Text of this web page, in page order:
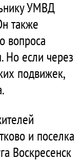
УМВД
также
вопроса
Но если через
подвижек,
и поселка
Воскресенск